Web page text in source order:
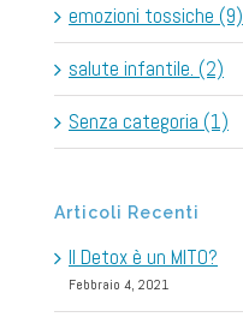
emozioni tossiche (9)
salute infantile. (2)
Senza categoria (1)
Articoli Recenti
Il Detox è un MITO?
Febbraio 4, 2021